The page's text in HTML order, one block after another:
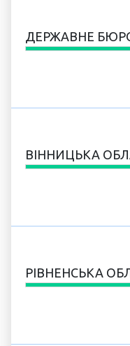
ДЕРЖАВНЕ
ВІННИЦЬКА
РІВНЕНСЬКА